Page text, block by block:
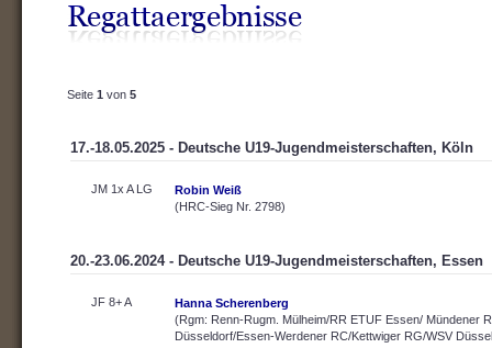
Seite 1 von 5
17.-18.05.2025 - Deutsche U19-Jugendmeisterschaften, Köln
JM 1x A LG
Robin Weiß
(HRC-Sieg Nr. 2798)
20.-23.06.2024 - Deutsche U19-Jugendmeisterschaften, Essen
JF 8+ A
Hanna Scherenberg
(Rgm: Renn-Rugm. Mülheim/RR ETUF Essen/ Mündener
Düsseldorf/Essen-Werdener RC/Kettwiger RG/WSV